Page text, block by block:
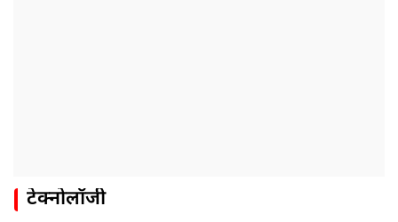
टेक्नोलॉजी